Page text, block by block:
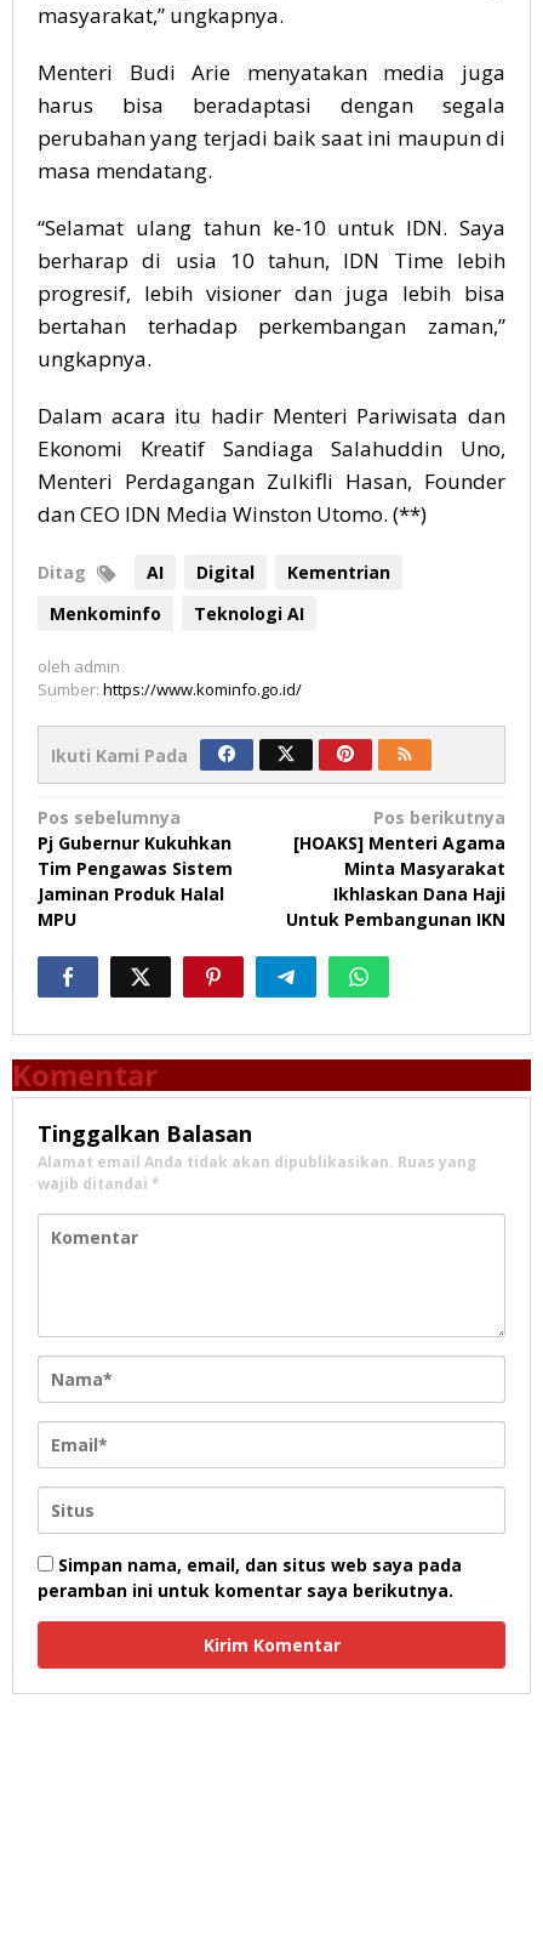
masyarakat,” ungkapnya.
Menteri Budi Arie menyatakan media juga
harus bisa beradaptasi dengan segala
perubahan yang terjadi baik saat ini maupun di
masa mendatang.
“Selamat ulang tahun ke-10 untuk IDN. Saya
berharap di usia 10 tahun, IDN Time lebih
progresif, lebih visioner dan juga lebih bisa
bertahan terhadap perkembangan zaman,”
ungkapnya.
Dalam acara itu hadir Menteri Pariwisata dan
Ekonomi Kreatif Sandiaga Salahuddin Uno,
Menteri Perdagangan Zulkifli Hasan, Founder
dan CEO IDN Media Winston Utomo. (**)
Ditag AI Digital
Kementrian
Menkominfo
Teknologi AI
oleh admin
Sumber: https://www.kominfo.go.id/
Ikuti Kami Pada
Navigasi
pos
Pos sebelumnya
Pj Gubernur Kukuhkan
Tim Pengawas Sistem
Jaminan Produk Halal
MPU
Pos berikutnya
[HOAKS] Menteri Agama
Minta Masyarakat
Ikhlaskan Dana Haji
Untuk Pembangunan IKN
Komentar
Tinggalkan Balasan
Alamat email Anda tidak akan dipublikasikan. Ruas yang
wajib ditandai *
Simpan nama, email, dan situs web saya pada
peramban ini untuk komentar saya berikutnya.